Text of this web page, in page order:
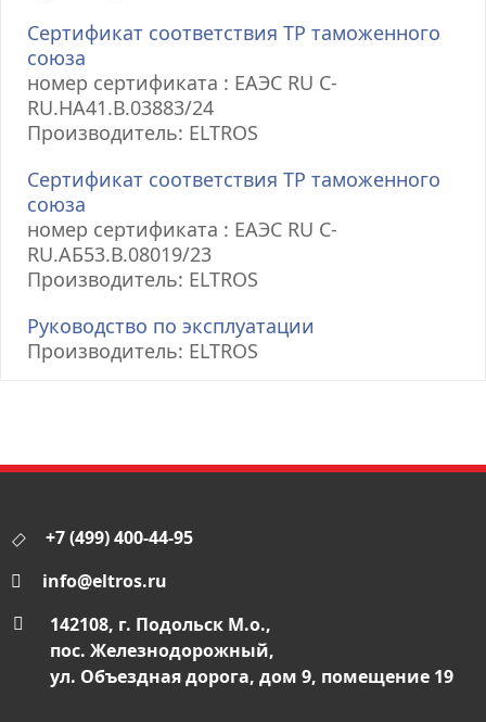
Сертификат соответствия ТР таможенного
союза
номер сертификата : ЕАЭС RU С-
RU.НА41.В.03883/24
Производитель: ELTROS
Сертификат соответствия ТР таможенного
союза
номер сертификата : ЕАЭС RU С-
RU.АБ53.В.08019/23
Производитель: ELTROS
Руководство по эксплуатации
Производитель: ELTROS
+7 (499) 400-44-95
info@eltros.ru
142108, г. Подольск М.о.,
пос. Железнодорожный,
ул. Объездная дорога, дом 9, помещение 19